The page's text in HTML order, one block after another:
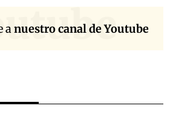
anuestro canal de Youtube